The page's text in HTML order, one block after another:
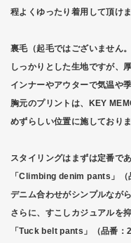
程よくゆったり着用して頂けま
裏毛（起毛ではございません。
しっかりとした生地ですが、
インナーやアウターで気温や
胸元のプリントは、KEY
めずらしい位置に施しておりま
スタイリングはまずは定番で
「Climbing denim pants」
デニム合わせがシンプルなが
さらに、すこしカジュアルを
「Tuck belt pants」（品番